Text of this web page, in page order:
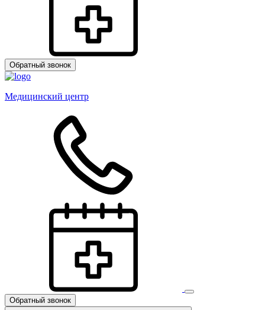
Обратный звонок
Медицинский центр
Обратный звонок